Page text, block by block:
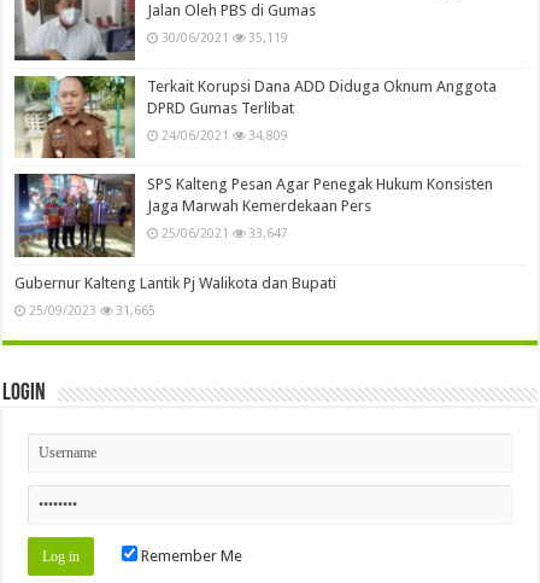
Jalan Oleh PBS di Gumas
30/06/2021 35,119
Terkait Korupsi Dana ADD Diduga Oknum Anggota
DPRD Gumas Terlibat
24/06/2021 34,809
SPS Kalteng Pesan Agar Penegak Hukum Konsisten
Jaga Marwah Kemerdekaan Pers
25/06/2021 33,647
Gubernur Kalteng Lantik Pj Walikota dan Bupati
25/09/2023 31,665
Login
Remember Me